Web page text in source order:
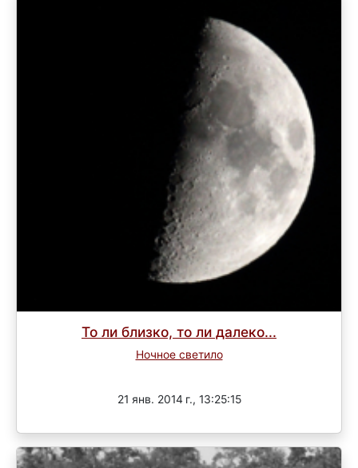
То ли близко, то ли далеко...
Ночное светило
21 янв. 2014 г., 13:25:15